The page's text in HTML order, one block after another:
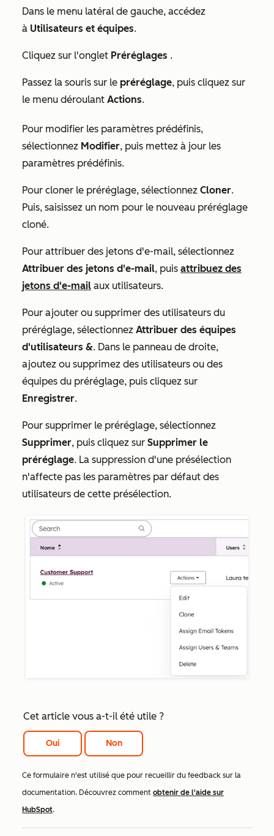
Dans le menu latéral de gauche, accédez
à Utilisateurs et équipes.
Cliquez sur l'onglet Préréglages .
Passez la souris sur le préréglage, puis cliquez sur
le menu déroulant Actions.
Pour modifier les paramètres prédéfinis,
sélectionnez Modifier, puis mettez à jour les
paramètres prédéfinis.
Pour cloner le préréglage, sélectionnez Cloner.
Puis, saisissez un nom pour le nouveau préréglage
cloné.
Pour attribuer des jetons d'e-mail, sélectionnez
Attribuer des jetons d'e-mail, puis attribuez des
jetons d'e-mail aux utilisateurs.
Pour ajouter ou supprimer des utilisateurs du
préréglage, sélectionnez Attribuer des équipes
d'utilisateurs &. Dans le panneau de droite,
ajoutez ou supprimez des utilisateurs ou des
équipes du préréglage, puis cliquez sur
Enregistrer.
Pour supprimer le préréglage, sélectionnez
Supprimer, puis cliquez sur Supprimer le
préréglage. La suppression d'une présélection
n'affecte pas les paramètres par défaut des
utilisateurs de cette présélection.
Cet article vous a-t-il été utile ?
Oui Non
Ce formulaire n'est utilisé que pour recueillir du feedback sur la
documentation. Découvrez comment obtenir de l'aide sur
HubSpot.